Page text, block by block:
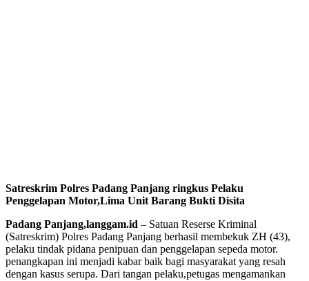
Satreskrim Polres Padang Panjang ringkus Pelaku
Penggelapan Motor,Lima Unit Barang Bukti Disita
Padang Panjang,langgam.id – Satuan Reserse Kriminal
(Satreskrim) Polres Padang Panjang berhasil membekuk ZH (43),
pelaku tindak pidana penipuan dan penggelapan sepeda motor.
penangkapan ini menjadi kabar baik bagi masyarakat yang resah
dengan kasus serupa. Dari tangan pelaku,petugas mengamankan